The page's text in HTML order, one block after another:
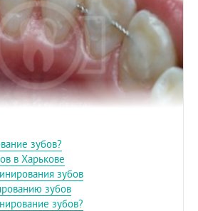
зубов?
в Харькове
зубов
зубов
зубов?